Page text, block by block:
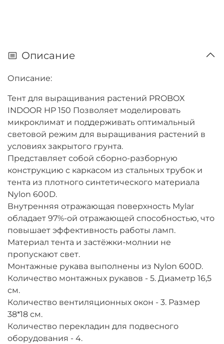
Описание
Описание:
Тент для выращивания растений PROBOX
INDOOR HP 150 Позволяет моделировать
микроклимат и поддерживать оптимальный
световой режим для выращивания растений в
условиях закрытого грунта.
Представляет собой сборно-разборную
конструкцию с каркасом из стальных трубок и
тента из плотного синтетического материала
Nylon 600D.
Внутренняя отражающая поверхность Mylar
обладает 97%-ой отражающей способностью, что
повышает эффективность работы ламп.
Материал тента и застёжки-молнии не
пропускают свет.
Монтажные рукава выполнены из Nylon 600D.
Количество монтажных рукавов - 5. Диаметр 16,5
см.
Количество вентиляционных окон - 3. Размер
38*18 см.
Количество перекладин для подвесного
оборудования - 4.